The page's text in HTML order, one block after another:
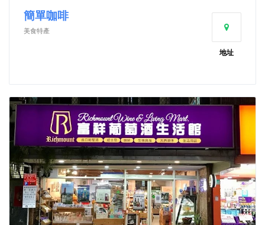
簡單咖啡
美食特產
地址